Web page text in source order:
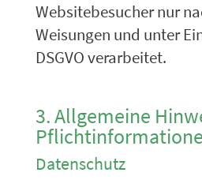
Websitebesucher nur
Weisungen und unter
DSGVO verarbeitet.
3. Allgemeine
Datenschutz